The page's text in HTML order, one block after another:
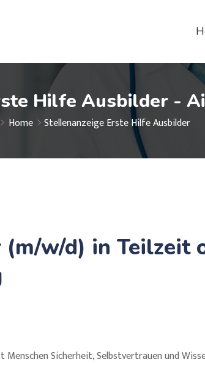
Hilfe Ausbilder -
Home Stellenanzeige Erste Hilfe Ausbilder
w/d) in Teilzeit
Sicherheit, Selbstvertrauen und